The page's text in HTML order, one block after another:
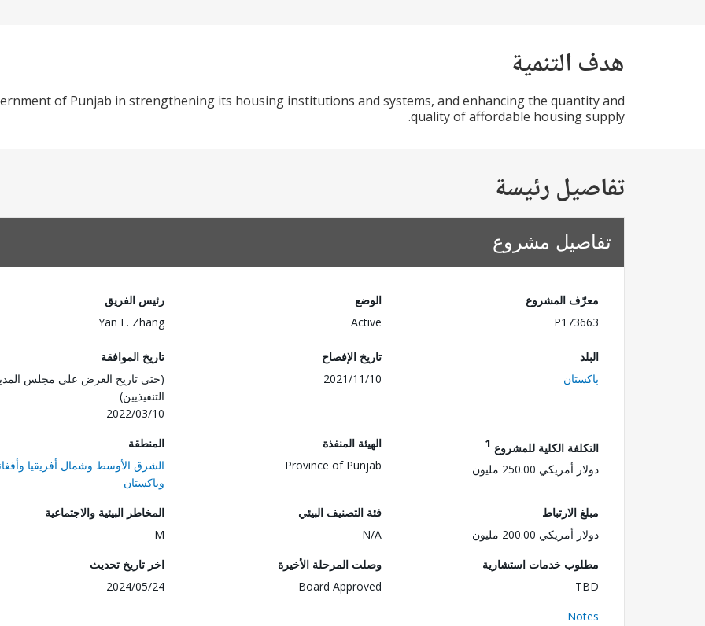
هدف التنمية
of Punjab in strengthening its housing institutions and systems, and enhancing the quantity and
quality of affordable housing supply.
تفاصيل رئيسة
تفاصيل مشروع
معرّف المشروع
P173663
الوضع
Active
رئيس الفريق
Yan F. Zhang
البلد
باكستان
تاريخ الإفصاح
2021/11/10
تاريخ الموافقة
(حتى تاريخ العرض على مجلس
التنفيذيين)
2022/03/10
التكلفة الكلية للمشروع 1
دولار أمريكي 250.00 مليون
الهيئة المنفذة
Province of Punjab
المنطقة
الشرق الأوسط وشمال أفريقيا
وباكستان
مبلغ الارتباط
دولار أمريكي 200.00 مليون
فئة التصنيف البيئي
N/A
المخاطر البيئية والاجتماعية
M
مطلوب خدمات استشارية
TBD
وصلت المرحلة الأخيرة
Board Approved
اخر تاريخ تحديث
2024/05/24
Notes